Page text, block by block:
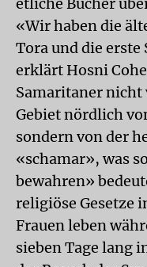
«Wir haben die
Tora und die erste
erklärt Hosni
Samaritaner nicht
Gebiet nördlich
sondern von der
«schamar», was
bewahren»
religiöse Gesetze
Frauen leben
sieben Tage lang